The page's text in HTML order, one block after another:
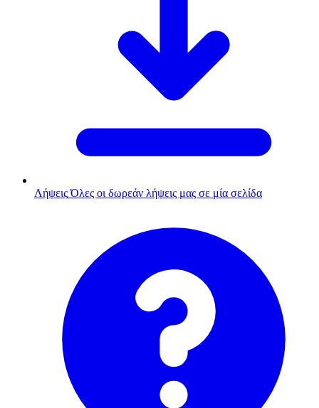
Λήψεις Όλες οι δωρεάν λήψεις μας σε μία σελίδα